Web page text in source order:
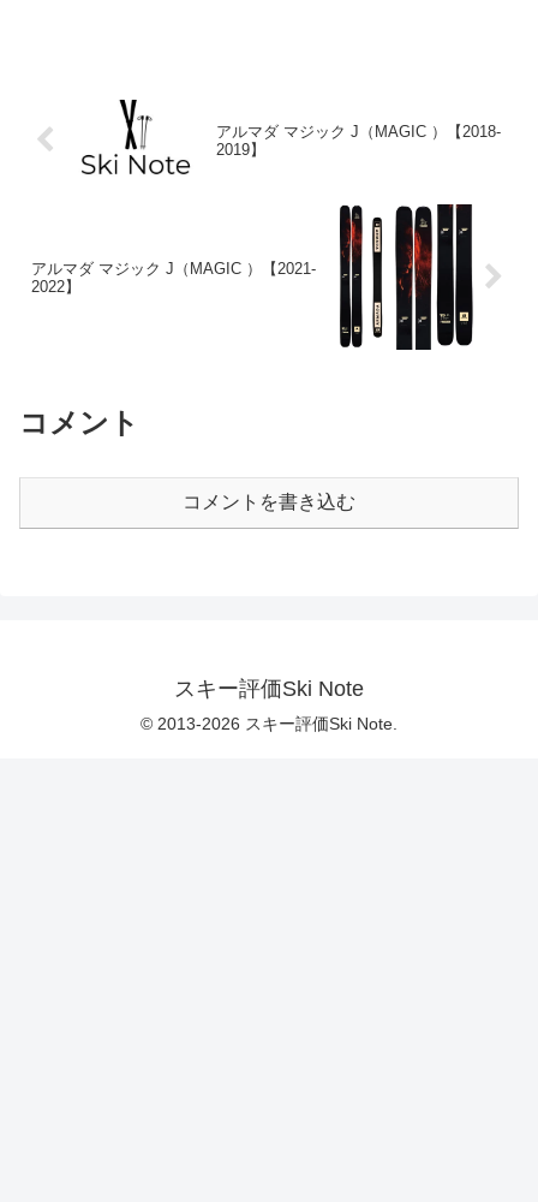
アルマダ マジック J（MAGIC ）【2018-
2019】
アルマダ マジック J（MAGIC ）【2021-
2022】
コメント
コメントを書き込む
スキー評価Ski Note
© 2013-2026 スキー評価Ski Note.